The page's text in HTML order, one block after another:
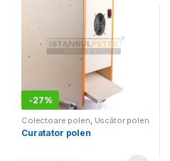
-27%
Colectoare polen Uscător polen
Curatator polen